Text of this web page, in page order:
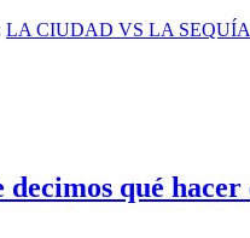
LA CIUDAD VS LA SEQUÍA